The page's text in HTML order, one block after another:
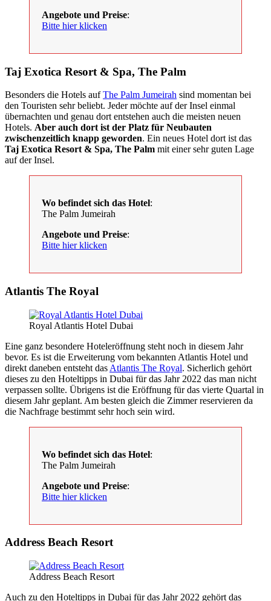
Angebote und Preise:
Bitte hier klicken
Taj Exotica Resort & Spa, The Palm
Besonders die Hotels aufThe Palm Jumeirah sind momentan bei
den Touristen sehr beliebt. Jeder möchte auf der Insel einmal
übernachten und genau dort entstehen auch die meisten neuen
Hotels. Aber auch dort ist der Platz für Neubauten
zwischenzeitlich knapp geworden. Ein neues Hotel dort ist das
Taj Exotica Resort & Spa, The Palm mit einer sehr guten Lage
auf der Insel.
Wo befindet sich das Hotel:
The Palm Jumeirah
Angebote und Preise:
Bitte hier klicken
Atlantis The Royal
Royal Atlantis Hotel Dubai
Eine ganz besondere Hoteleröffnung steht noch in diesem Jahr
bevor. Es ist die Erweiterung vom bekannten Atlantis Hotel und
direkt daneben entsteht das Atlantis The Royal. Sicherlich gehört
dieses zu den Hoteltipps in Dubai für das Jahr 2022 das man nicht
verpassen sollte. Übrigens ist die Eröffnung für das vierte Quartal in
diesem Jahr geplant. Am besten gleich die Zimmer reservieren da
die Nachfrage bestimmt sehr hoch sein wird.
Wo befindet sich das Hotel:
The Palm Jumeirah
Angebote und Preise:
Bitte hier klicken
Address Beach Resort
Address Beach Resort
Auch zu den Hoteltipps in Dubai für das Jahr 2022 gehört das